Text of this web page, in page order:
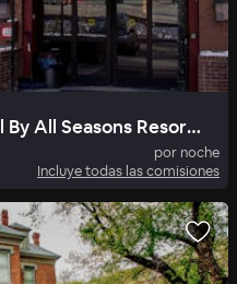
Shadow Ridge Resort Hotel By All Seasons Resort Lodging
por noche
Incluye todas las comisiones